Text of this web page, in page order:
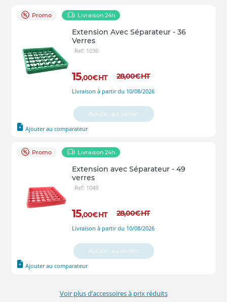
Promo Livraison 24h
Extension Avec Séparateur - 36
Verres
Ref: 1036
15,00€HT 28,00€HT
Livraison à partir du 10/08/2026
Ajouter au comparateur
Ajouter au panier
Promo Livraison 24h
Extension avec Séparateur - 49
verres
Ref: 1049
15,00€HT 28,00€HT
Livraison à partir du 10/08/2026
Ajouter au comparateur
Ajouter au panier
Voir plus d’accessoires à prix réduits